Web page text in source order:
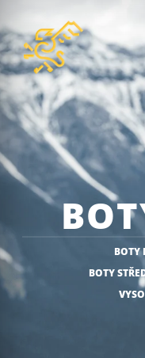
BOTY
BOTY